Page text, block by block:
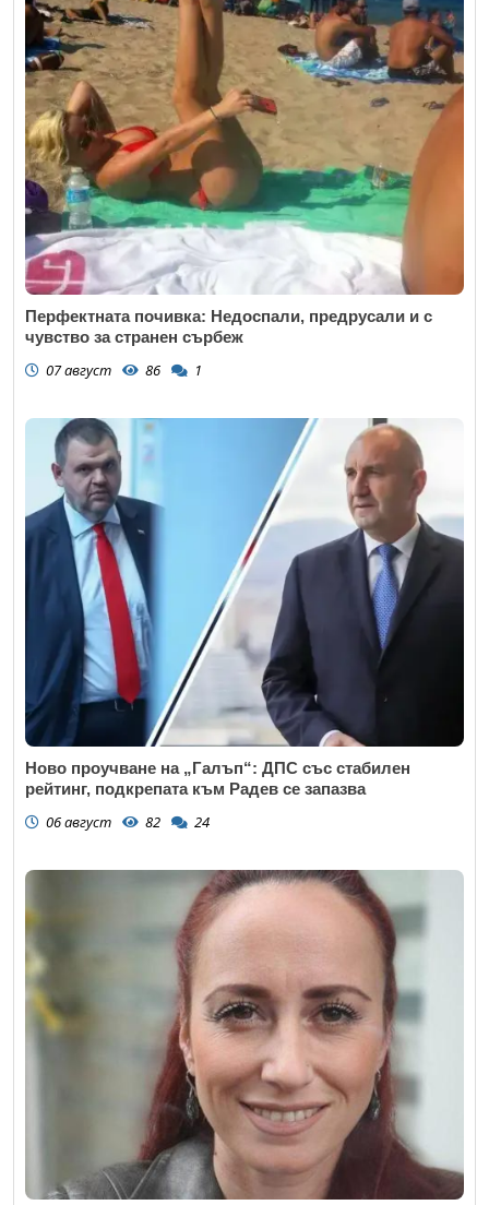
Email
Коментар*
Перфектната почивка: Недоспали, предрусали и с
чувство за странен сърбеж
07 август 86 1
Ново проучване на „Галъп“: ДПС със стабилен
рейтинг, подкрепата към Радев се запазва
06 август 82 24